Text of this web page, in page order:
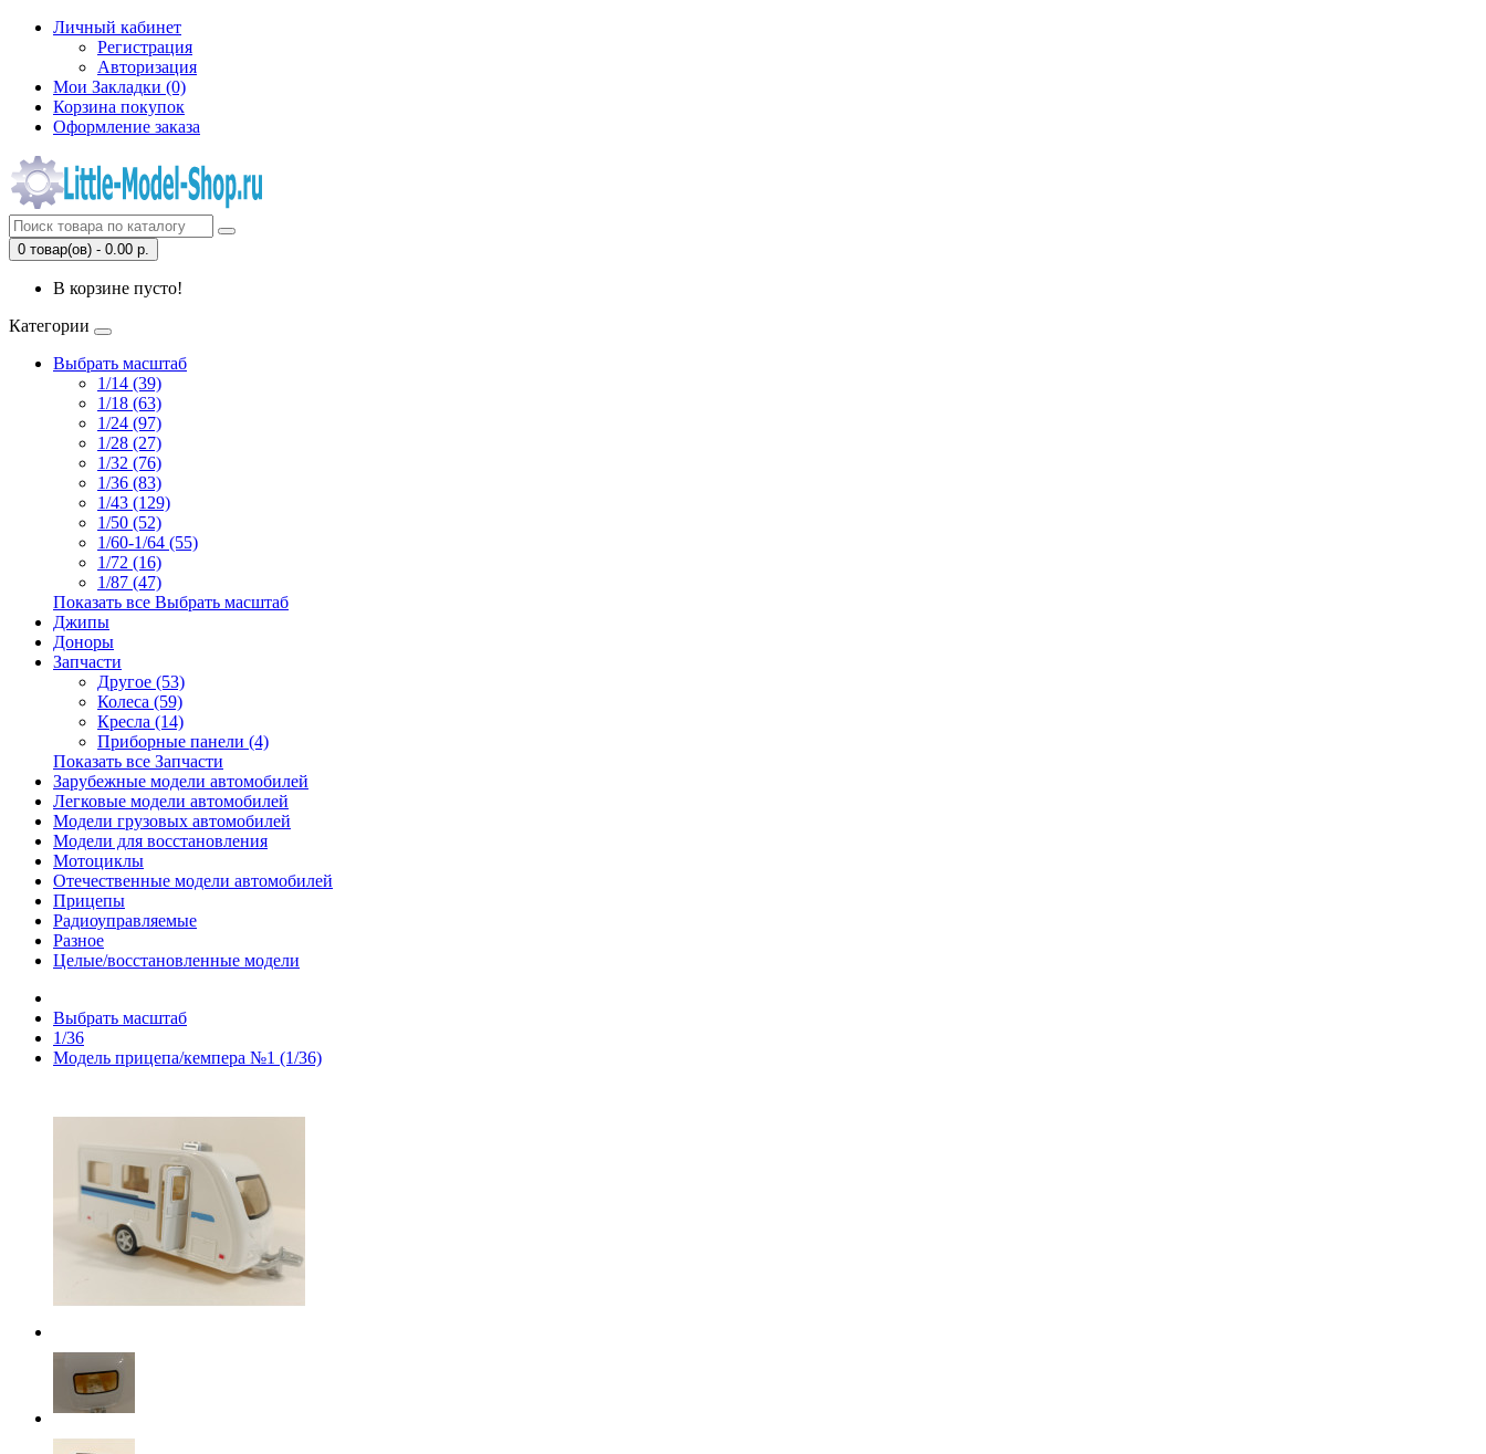
Личный кабинет
Регистрация
Авторизация
Мои Закладки (0)
Корзина покупок
Оформление заказа
0 товар(ов) - 0.00 р.
В корзине пусто!
Категории
Выбрать масштаб
1/14 (39)
1/18 (63)
1/24 (97)
1/28 (27)
1/32 (76)
1/36 (83)
1/43 (129)
1/50 (52)
1/60-1/64 (55)
1/72 (16)
1/87 (47)
Показать все Выбрать масштаб
Джипы
Доноры
Запчасти
Другое (53)
Колеса (59)
Кресла (14)
Приборные панели (4)
Показать все Запчасти
Зарубежные модели автомобилей
Легковые модели автомобилей
Модели грузовых автомобилей
Модели для восстановления
Мотоциклы
Отечественные модели автомобилей
Прицепы
Радиоуправляемые
Разное
Целые/восстановленные модели
Выбрать масштаб
1/36
Модель прицепа/кемпера №1 (1/36)